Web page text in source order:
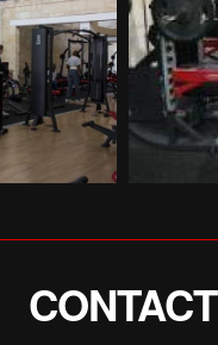
CONTACT